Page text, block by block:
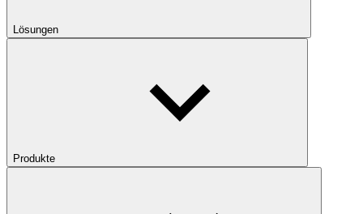
Lösungen
Produkte